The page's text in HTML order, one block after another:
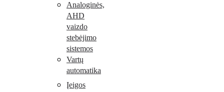
Analoginės,
AHD
vaizdo
stebėjimo
sistemos
Vartų
automatika
Įeigos